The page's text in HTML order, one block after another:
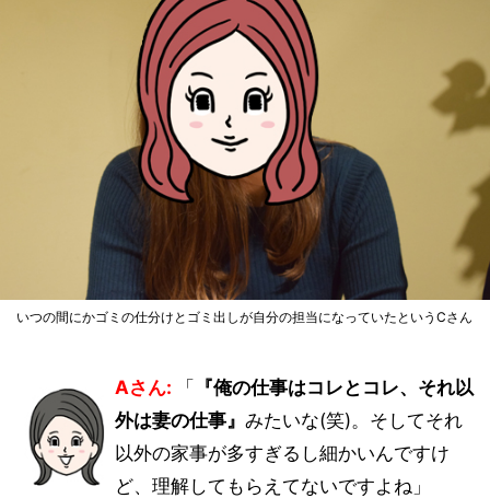
いつの間にかゴミの仕分けとゴミ出しが自分の担当になっていたというCさん
Aさん: 「 『俺の仕事はコレとコレ、それ以
外は妻の仕事』 みたいな(笑)。そしてそれ
以外の家事が多すぎるし細かいんですけ
ど、理解してもらえてないですよね」